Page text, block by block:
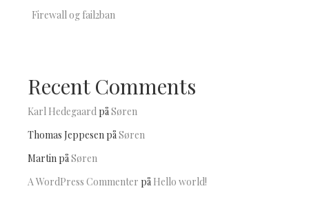
Firewall og fail2ban
Recent Comments
Karl Hedegaard påSøren
Thomas Jeppesen påSøren
Martin påSøren
A WordPress Commenter på Hello world!